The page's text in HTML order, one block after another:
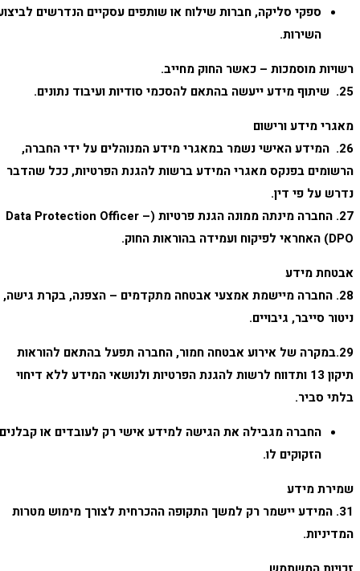
ספקי סליקה, חברות שילוח או שותפים עסקיים הנדרשים לביצוע
השירות.
רשויות מוסמכות – כאשר החוק מחייב.
25. שיתוף מידע ייעשה בהתאם להסכמי סודיות ועיבוד נתונים.
מאגרי מידע ורישום
26. המידע האישי נשמר במאגרי מידע המנוהלים על ידי החברה,
הרשומים בפנקס מאגרי המידע ברשות להגנת הפרטיות, ככל שהדבר
נדרש על פי דין.
27. החברה מינתה ממונה הגנת פרטיות (Data Protection Officer –
DPO) האחראי לפיקוח ועמידה בהוראות החוק.
אבטחת מידע
28. החברה מיישמת אמצעי אבטחה מתקדמים – הצפנה, בקרת גישה,
ניטור סייבר, גיבויים.
29.במקרה של אירוע אבטחה חמור, החברה תפעל בהתאם להוראות
תיקון 13 ותדווח לרשות להגנת הפרטיות ולנושאי המידע ללא דיחוי
בלתי סביר.
החברה מגבילה את הגישה למידע אישי רק לעובדים או קבלנים
הזקוקים לו.
שמירת מידע
31. המידע יישמר רק למשך התקופה ההכרחית לצורך מימוש מטרות
המדיניות.